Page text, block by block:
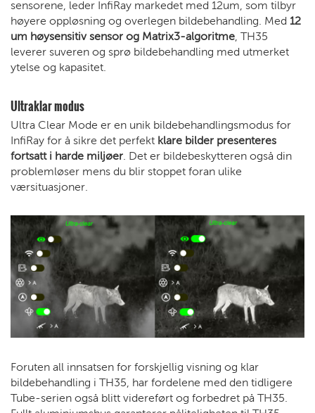
sensorene, leder InfiRay markedet med 12um, som tilbyr
høyere oppløsning og overlegen bildebehandling. Med 12
um høysensitiv sensor og Matrix3-algoritme , TH35
leverer suveren og sprø bildebehandling med utmerket
ytelse og kapasitet.
Ultraklar modus
Ultra Clear Mode er en unik bildebehandlingsmodus for
InfiRay for å sikre det perfekt klare bilder presenteres
fortsatt i harde miljøer . Det er bildebeskytteren også din
problemløser mens du blir stoppet foran ulike
værsituasjoner.
Foruten all innsatsen for forskjellig visning og klar
bildebehandling i TH35, har fordelene med den tidligere
Tube-serien også blitt videreført og forbedret på TH35.